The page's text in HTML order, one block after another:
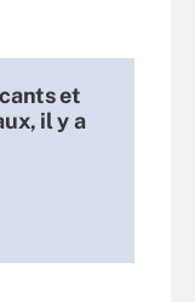
et
il y a